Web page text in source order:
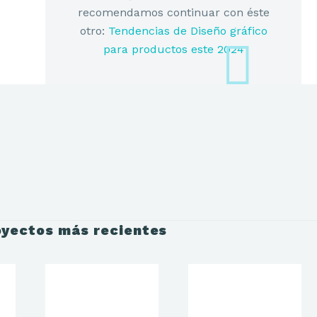
FRESH BITES SNACKS PARA
recomendamos continuar con éste
otro: Tendencias de Diseño gráfico
para productos este 2024
más recientes